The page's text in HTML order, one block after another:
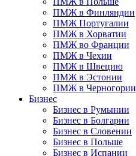
ПМЖ в Финляндии
ПМЖ Португалии
ПМЖ в Хорватии
ПМЖ во Франции
ПМЖ в Чехии
ПМЖ в Швецию
ПМЖ в Эстонии
ПМЖ в Черногории
Бизнес
Бизнес в Румынии
Бизнес в Болгарии
Бизнес в Словении
Бизнес в Польше
Бизнес в Испании